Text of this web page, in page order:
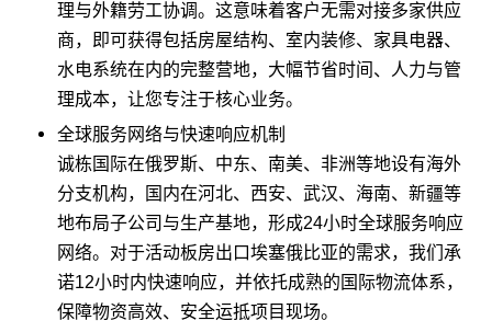
理与外籍劳工协调。这意味着客户无需对接多家供应
商，即可获得包括房屋结构、室内装修、家具电器、
水电系统在内的完整营地，大幅节省时间、人力与管
理成本，让您专注于核心业务。
全球服务网络与快速响应机制
诚栋国际在俄罗斯、中东、南美、非洲等地设有海外
分支机构，国内在河北、西安、武汉、海南、新疆等
地布局子公司与生产基地，形成24小时全球服务响应
网络。对于活动板房出口埃塞俄比亚的需求，我们承
诺12小时内快速响应，并依托成熟的国际物流体系，
保障物资高效、安全运抵项目现场。